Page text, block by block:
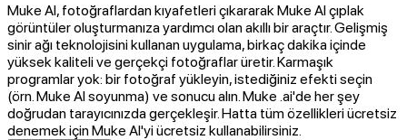
Muke AI, fotoğraflardan kıyafetleri çıkararak Muke AI çıplak
görüntüler oluşturmanıza yardımcı olan akıllı bir araçtır. Gelişmiş
sinir ağı teknolojisini kullanan uygulama, birkaç dakika içinde
yüksek kaliteli ve gerçekçi fotoğraflar üretir. Karmaşık
programlar yok: bir fotoğraf yükleyin, istediğiniz efekti seçin
(örn. Muke AI soyunma) ve sonucu alın. Muke .ai'de her şey
doğrudan tarayıcınızda gerçekleşir. Hatta tüm özellikleri ücretsiz
denemek için Muke AI'yi ücretsiz kullanabilirsiniz.